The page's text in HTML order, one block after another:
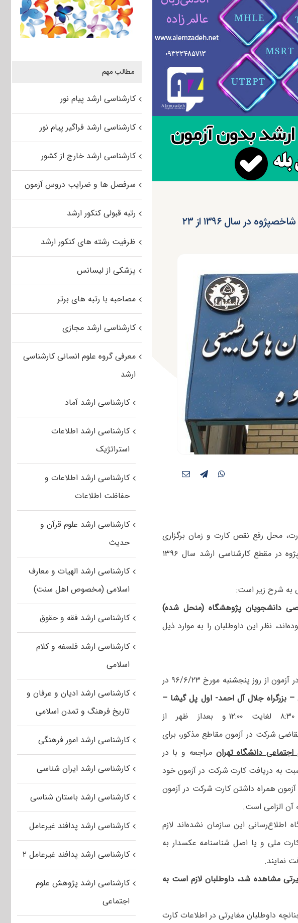
توزیع کارت آزمون اختصاصی ارشد پژوهشگاه شاخص‎پژوه در سال ۱۳۹۶ از ۲۳
محل رفع نقص کارت و زمان‌ برگزاری
آزمون اختصاصی دانشجویان پژوهشگاه (منحل‎شده) شاخص‎پژوه در مقطع کارشناسی ارشد سال ۱۳۹۶
به شرح زیر است:
دانشجویان پژوهشگاه (منحل شده)
نظر این داوطلبان را به موارد ذیل
کارت‌ شرکت در‌ آزمون‌ کلیه‌ داوطلبان‌ و برگ راهنمای شرکت در آزمون از روز پنجشنبه مورخ ۹۶/۶/۲۳ در
– بزرگراه جلال آل احمد- اول پل گیشا–
صبح از ساعت ۸:۳۰ لغایت ۱۲:۰۰ و بعداز ظهر از
داوطلبان‌ متقاضی شرکت‌ در آزمون‌ مقاطع مذکور، برای
دانشگاه تهران مراجعه و با در
به دریافت کارت شرکت در آزمون خود
همراه داشتن کارت شرکت در آزمون
آن الزامی است.
اطلاع‌رسانی این سازمان نشده‌اند لازم
ملی و یا اصل شناسنامه عکسدار به
نمایند.
مشاهده شد، داوطلبان لازم است به
داوطلبان مغایرتی در اطلاعات کارت
مطالب مهم
کارشناسی ارشد پیام نور
کارشناسی ارشد فراگیر پیام نور
کارشناسی ارشد خارج از کشور
سرفصل ها و ضرایب دروس آزمون
رتبه قبولی کنکور ارشد
ظرفیت رشته های کنکور ارشد
پزشکی از لیسانس
مصاحبه با رتبه های برتر
کارشناسی ارشد مجازی
معرفی گروه علوم انسانی کارشناسی
ارشد
کارشناسی ارشد آماد
کارشناسی ارشد اطلاعات
استراتژیک
کارشناسی ارشد اطلاعات و
حفاظت اطلاعات
کارشناسی ارشد علوم قرآن و
حدیث
کارشناسی ارشد الهیات و معارف
اسلامی (مخصوص اهل سنت)
کارشناسی ارشد فقه و حقوق
کارشناسی ارشد فلسفه و کلام
اسلامی
کارشناسی ارشد ادیان و عرفان و
تاریخ فرهنگ و تمدن اسلامی
کارشناسی ارشد امور فرهنگی
کارشناسی ارشد ایران شناسی
کارشناسی ارشد باستان شناسی
کارشناسی ارشد پدافند غیرعامل
کارشناسی ارشد پدافند غیرعامل ۲
کارشناسی ارشد پژوهش علوم
اجتماعی